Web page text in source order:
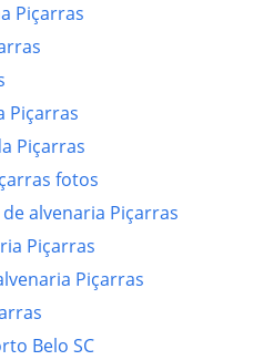
Piçarras
Piçarras
Piçarras
fotos
alvenaria Piçarras
Piçarras
Piçarras
Belo SC